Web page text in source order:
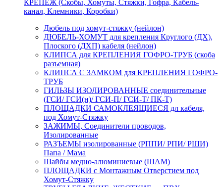
КРЕПЕЖ (Скобы, Хомуты, Стяжки, Гофра, Кабель-
канал, Клемники, Коробки)
Дюбель под хомут-стяжку (нейлон)
ДЮБЕЛЬ-ХОМУТ для крепления Круглого (ДХ),
Плоского (ДХП) кабеля (нейлон)
КЛИПСА для КРЕПЛЕНИЯ ГОФРО-ТРУБ (скоба
разъемная)
КЛИПСА С ЗАМКОМ для КРЕПЛЕНИЯ ГОФРО-
ТРУБ
ГИЛЬЗЫ ИЗОЛИРОВАННЫЕ соединительные
(ГСИ/ ГСИ(н)/ ГСИ-П/ ГСИ-Т/ ПК-Т)
ПЛОЩАДКИ САМОКЛЕЯЩИЕСЯ дл кабеля,
под Хомут-Стяжку
ЗАЖИМЫ, Соединители проводов,
Изолированные
РАЗЪЕМЫ изолированные (РППИ/ РПИ/ РШИ)
Папа / Мама
Шайбы медно-алюминиевые (ШАМ)
ПЛОЩАДКИ с Монтажным Отверстием под
Хомут-Стяжку